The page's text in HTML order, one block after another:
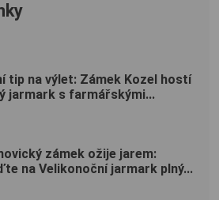
tip na výlet: Zámek Kozel hostí
jarmark s farmářskými...
zámek ožije jarem:
na Velikonoční jarmark plný...